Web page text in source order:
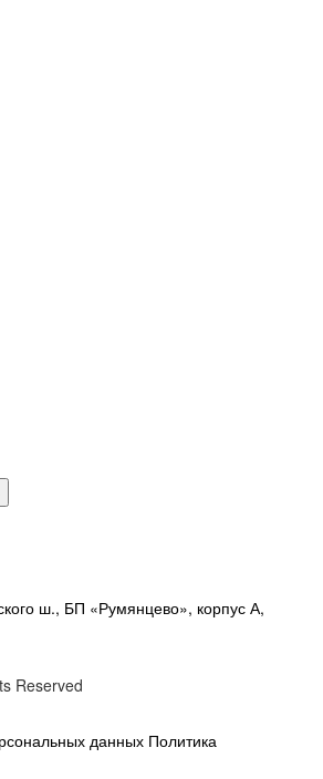
ш., БП «Румянцево», корпус А,
Reserved
данных Политика